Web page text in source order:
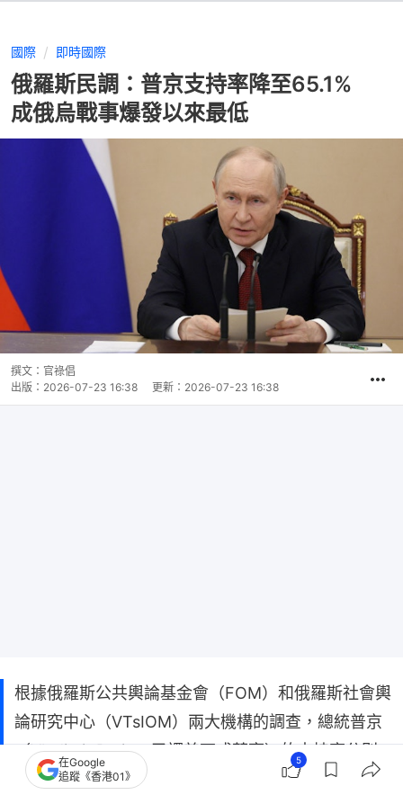
國際 即時國際
俄羅斯民調：普京支持率降至65.1%
成俄烏戰事爆發以來最低
撰文： 官祿倡
出版： 2026-07-23 16:38 更新： 2026-07-23 16:38
根據俄羅斯公共輿論基金會（FOM）和俄羅斯社會輿
論研究中心（VTsIOM）兩大機構的調查，總統普京
（Vladimir Putin，又譯普丁或蒲亭）的支持率分別
下降到66%與65.1%，是俄烏戰爭爆發以來的最低水
在Google
追蹤《香港01》
5